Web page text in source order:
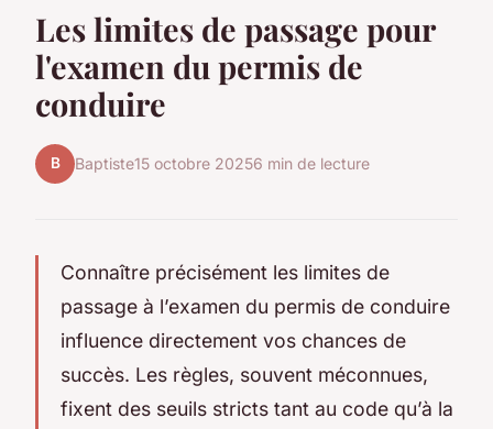
Les limites de passage pour
l'examen du permis de
conduire
B Baptiste15 octobre 20256 min de lecture
Connaître précisément les limites de
passage à l’examen du permis de conduire
influence directement vos chances de
succès. Les règles, souvent méconnues,
fixent des seuils stricts tant au code qu’à la